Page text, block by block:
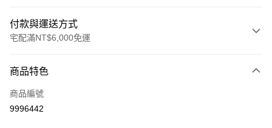
付款與運送方式
宅配滿NT$6,000免運
信用卡一次付款
信用卡分期付款
商品特色
商品編號
9996442